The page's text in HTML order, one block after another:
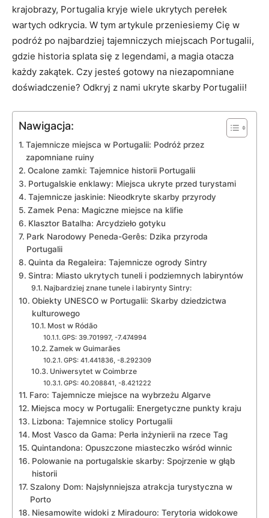
krajobrazy, Portugalia kryje wiele ukrytych perełek
⁤wartych odkrycia. W tym artykule przeniesiemy Cię w
podróż po najbardziej⁤ tajemniczych miejscach Portugalii,
gdzie historia splata się z legendami, a‌ magia otacza
każdy zakątek. Czy ‌jesteś gotowy na niezapomniane
doświadczenie? ⁣Odkryj z nami ukryte skarby Portugalii!
Nawigacja:
Tajemnicze miejsca w Portugalii: Podróż przez
zapomniane‍ ruiny
Ocalone zamki:‍ Tajemnice historii‌ Portugalii
Portugalskie enklawy: Miejsca ukryte przed turystami
Tajemnicze jaskinie: Nieodkryte skarby przyrody
Zamek Pena: Magiczne miejsce na klifie
Klasztor Batalha: Arcydzieło gotyku
Park Narodowy Peneda-Gerês: Dzika⁢ przyroda ​
Portugalii
Quinta da‍ Regaleira: Tajemnicze ogrody Sintry
Sintra: Miasto ukrytych tuneli i podziemnych labiryntów
Najbardziej znane tunele i labirynty Sintry:
Obiekty UNESCO w Portugalii: Skarby dziedzictwa
kulturowego
Most w Ródão
GPS: 39.701997, -7.474994
Zamek w⁢ Guimarães
GPS: 41.441836, -8.292309
Uniwersytet w Coimbrze
GPS: 40.208841, -8.421222
Faro: Tajemnicze miejsce na wybrzeżu Algarve
Miejsca mocy w Portugalii: Energetyczne punkty kraju
Lizbona: Tajemnice​ stolicy Portugalii
Most Vasco da Gama: ⁢Perła inżynierii na rzece⁢ Tag
Quintandona: Opuszczone miasteczko wśród winnic
Polowanie ⁣na portugalskie skarby: Spojrzenie w głąb
historii
Szalony Dom: Najsłynniejsza atrakcja turystyczna w
Porto
Niesamowite⁣ widoki z Miradouro: Terytoria widokowe